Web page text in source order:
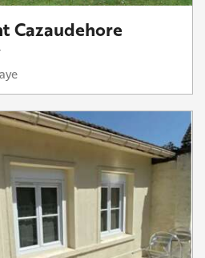
Cazaudehore